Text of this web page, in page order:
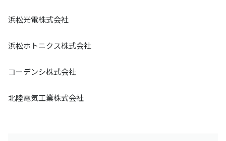
浜松光電株式会社
浜松ホトニクス株式会社
コーデンシ株式会社
北陸電気工業株式会社